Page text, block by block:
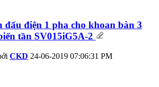
đấu điện 1 pha cho khoan bàn 3
tần SV015iG5A-2
CKD 24-06-2019 07:06:31 PM